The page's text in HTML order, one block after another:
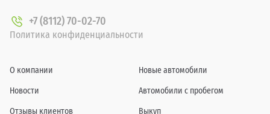
+7 (8112) 70-02-70
Политика конфиденциальности
О компании
Новости
Отзывы клиентов
Новые автомобили
Автомобили с пробегом
Выкуп